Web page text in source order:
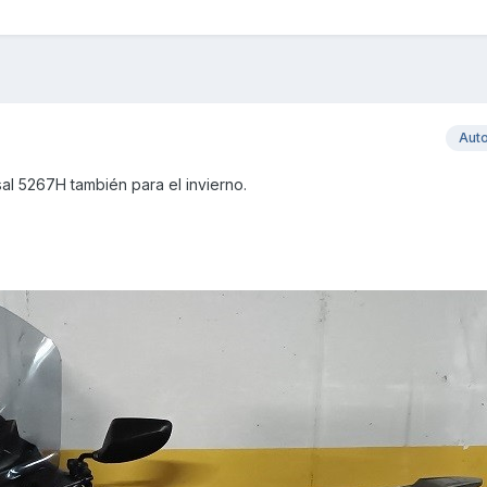
5267H también para el invierno.